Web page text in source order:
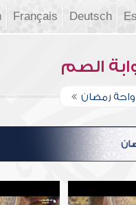
Deutsch
Français
الصم
واحة رمضان